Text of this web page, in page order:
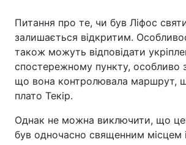
Питання про те, чи був Ліфос
залишається відкритим.
також можуть відповідати
спостережному пункту, особливо
що вона контролювала маршрут,
плато Текір.
Однак не можна виключити, що
був одночасно священним місцем